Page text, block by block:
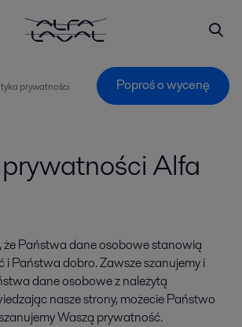
prywatności Poproś o wycenę
Alfa
że Państwa dane osobowe stanowią
i Państwa dobro. Zawsze szanujemy i
dane osobowe z należytą
nasze strony, możecie Państwo
Waszą prywatność.